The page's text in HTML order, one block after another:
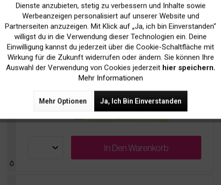
Original Ricoh B2142302 Bildtrommel
301,90 € *
inkl. MwSt.zzgl. Versandkosten
Bis zu80.000 Seitenbei 5% Deckung
Nachbestellt
Bestellbar, Lieferfrist 5-14 Werktage
In DenWarenkorb
Marketing Inaktiv
Tracking Inaktiv
Dienste anzubieten, stetig zu verbessern und Inhalte sowie
Werbeanzeigen personalisiert auf unserer Website und
Partnerseiten anzuzeigen. Mit Klick auf „Ja, ich bin Einverstanden“
willigst du in die Verwendung dieser Technologien ein. Deine
Einwilligung kannst du jederzeit über die Cookie-Schaltfläche mit
Wirkung für die Zukunft widerrufen oder ändern. Sie können Ihre
Auswahl der Verwendung von Cookies jederzeit hier speichern.
Mehr Informationen
Mehr Optionen Ja, Ich Bin Einverstanden